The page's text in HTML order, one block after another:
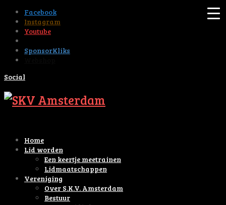
Facebook
Instagram
Youtube
SponsorKliks
Social
Home
Lid worden
Een keertje meetrainen
Lidmaatschappen
Vereniging
Over S.K.V. Amsterdam
Bestuur